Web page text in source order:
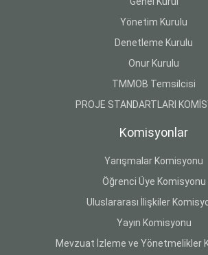
Yönetim Kurulu
Denetleme Kurulu
Onur Kurulu
TMMOB Temsilcisi
PROJE STANDARTLARI
Komisyonlar
Yarışmalar Komisyonu
Öğrenci Üye Komisyonu
Uluslararası İlişkiler
Yayın Komisyonu
Mevzuat İzleme ve Yönetmelikler